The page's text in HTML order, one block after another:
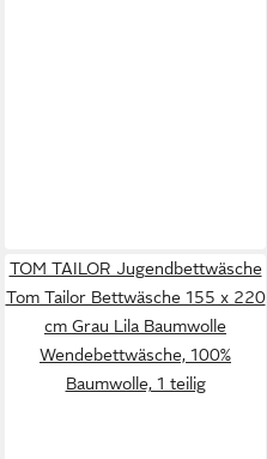
TOM TAILOR Jugendbettwäsche
Tom Tailor Bettwäsche 155 x 220
cm Grau Lila Baumwolle
Wendebettwäsche, 100%
Baumwolle, 1 teilig